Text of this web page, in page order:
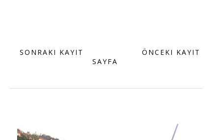
SONRAKI KAYIT ÖNCEKI KAYIT
SAYFA